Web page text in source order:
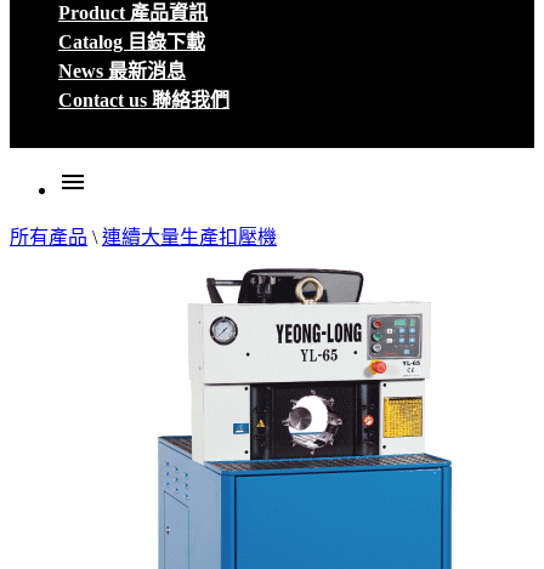
Product 產品資訊
Catalog 目錄下載
News 最新消息
Contact us 聯絡我們
menu
所有產品 \ 連續大量生產扣壓機